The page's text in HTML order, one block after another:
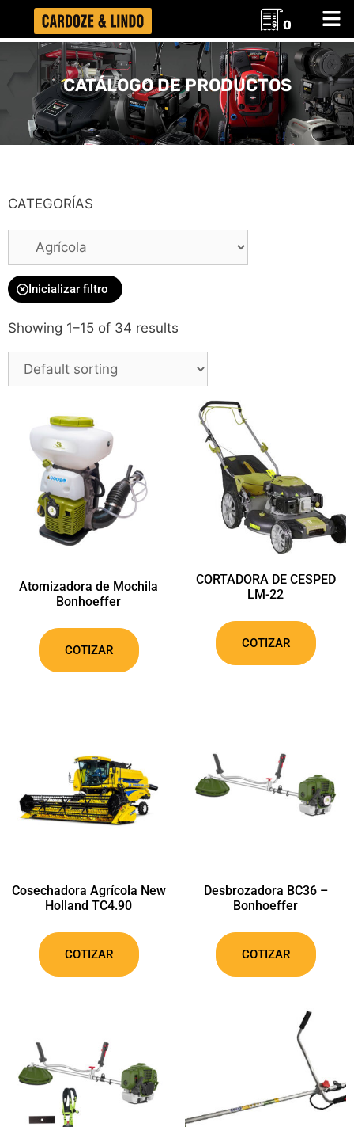
0
CATÁLOGO DE PRODUCTOS
CATEGORÍAS
Inicializar filtro
Showing 1–15 of 34 results
Atomizadora de Mochila
Bonhoeffer
COTIZAR
CORTADORA DE CESPED
LM-22
COTIZAR
Cosechadora Agrícola New
Holland TC4.90
COTIZAR
Desbrozadora BC36 –
Bonhoeffer
COTIZAR